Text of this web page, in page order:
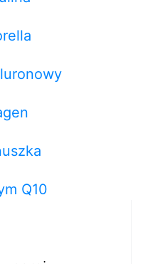
Q10